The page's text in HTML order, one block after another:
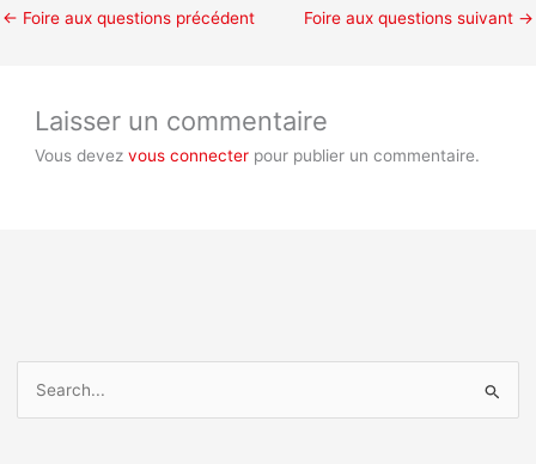
← Foire aux questions précédent Foire aux questions suivant →
Laisser un commentaire
Vous devezvous connecter pour publier un commentaire.